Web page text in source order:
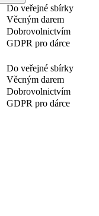
Do veřejné sbírky
Věcným darem
Dobrovolnictvím
GDPR pro dárce
Do veřejné sbírky
Věcným darem
Dobrovolnictvím
GDPR pro dárce